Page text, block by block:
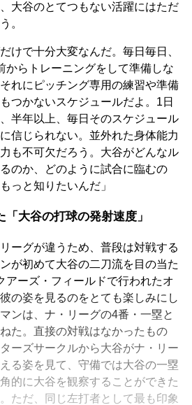
大谷のとてつもない活躍にはただ
。
けで十分大変なんだ。毎日毎日、
からトレーニングをして準備しな
れにピッチング専用の練習や準備
つかないスケジュールだよ。1日
半年以上、毎日そのスケジュール
信じられない。並外れた身体能力
も不可欠だろう。大谷がどんなル
のか、どのように試合に臨むの
と知りたいんだ」
大谷の打球の発射速度」
ーグが違うため、普段は対戦する
が初めて大谷の二刀流を目の当た
アーズ・フィールドで行われたオ
の姿を見るのをとても楽しみにし
ンは、ナ・リーグの4番・一塁と
た。直接の対戦はなかったもの
ーズサークルから大谷がナ・リー
る姿を見て、守備では大谷の一塁
的に大谷を観察することができた
ただ、同じ左打者として最も印象